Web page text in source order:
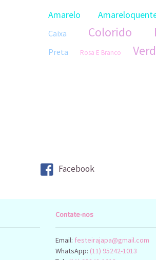
Amarelo
Caixa Colorido
Preta Rosa E Branco
Facebook
Contate-nos
Email: festeirajapa@gmail.com
WhatsApp: (11) 95242-1013